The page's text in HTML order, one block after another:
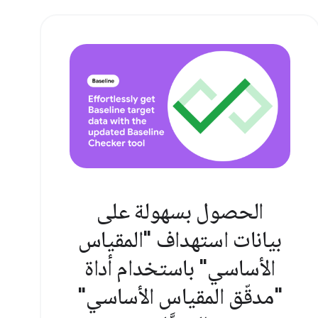
الحصول بسهولة على
بيانات استهداف "المقياس
الأساسي" باستخدام أداة
"مدقّق المقياس الأساسي"